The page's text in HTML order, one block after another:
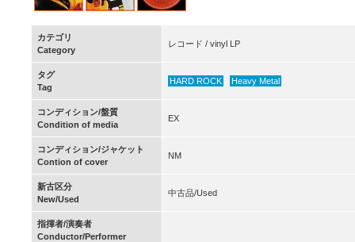
カテゴリ
Category
レコード / vinyl LP
タグ
Tag
HARD ROCK Heavy Metal
コンディション/盤質
Condition of media
EX
コンディション/ジャケット
Contion of cover
NM
新古区分
New/Used
中古品/Used
指揮者/演奏者
Conductor/Performer